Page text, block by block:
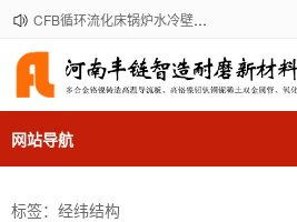
CFB循环流化床锅炉水冷壁受热面格栅防磨经纬防磨导流板防磨方案和实施服务厂商
网站导航
标签：经纬结构